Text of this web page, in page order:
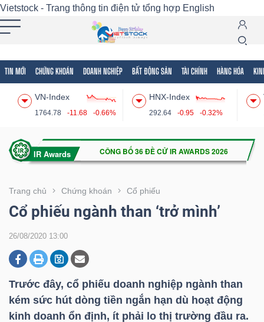
Vietstock - Trang thông tin điện tử tổng hợp English
TIN MỚI CHỨNG KHOÁN DOANH NGHIỆP BẤT ĐỘNG SẢN TÀI CHÍNH HÀNG HÓA
VN-Index
1764.78 -11.68 -0.66%
HNX-Index
292.64 -0.95 -0.32%
Trang chủ Chứng khoán Cổ phiếu
Cổ phiếu ngành than ‘trở mình’
26/08/2020 13:00
Trước đây, cổ phiếu doanh nghiệp ngành than
kém sức hút dòng tiền ngắn hạn dù hoạt động
kinh doanh ổn định, ít phải lo thị trường đầu ra.
Tất cả Tính năng Ngành Mã chứng khoán
Tính
(-)
VIETSTOCK
CHỨNG
KHOÁN
DOANH